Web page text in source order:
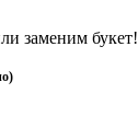
заменим букет!